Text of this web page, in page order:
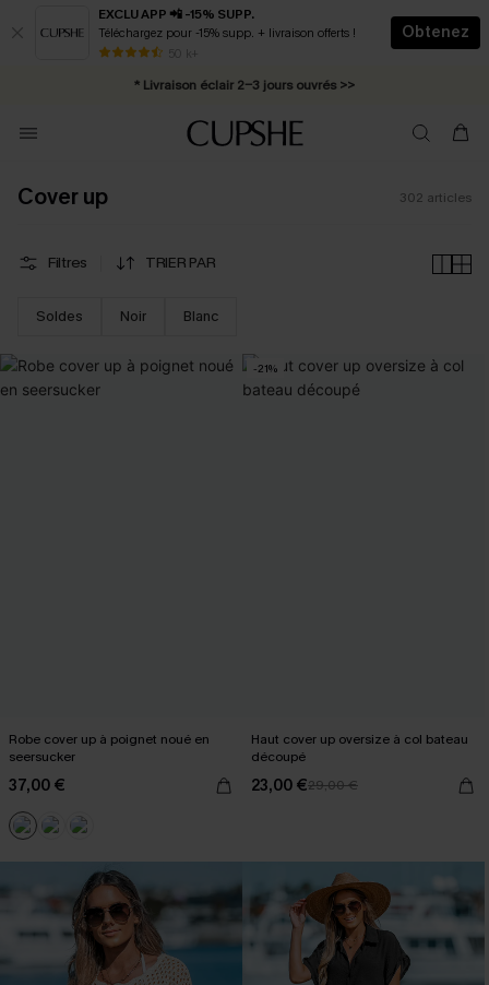
EXCLU APP 📲 -15% SUPP.
Téléchargez pour -15% supp. + livraison offerts !
50 k+
Obtenez
* Livraison éclair 2-3 jours ouvrés >>
Abonnement E-mail : -25% dès 4 achetés >>
Cover up 302 articles
Filtres TRIER PAR
Soldes Noir Blanc
Robe cover up à poignet noué en
seersucker
37,00 €
-21%
Haut cover up oversize à col bateau
découpé
23,00 €29,00 €